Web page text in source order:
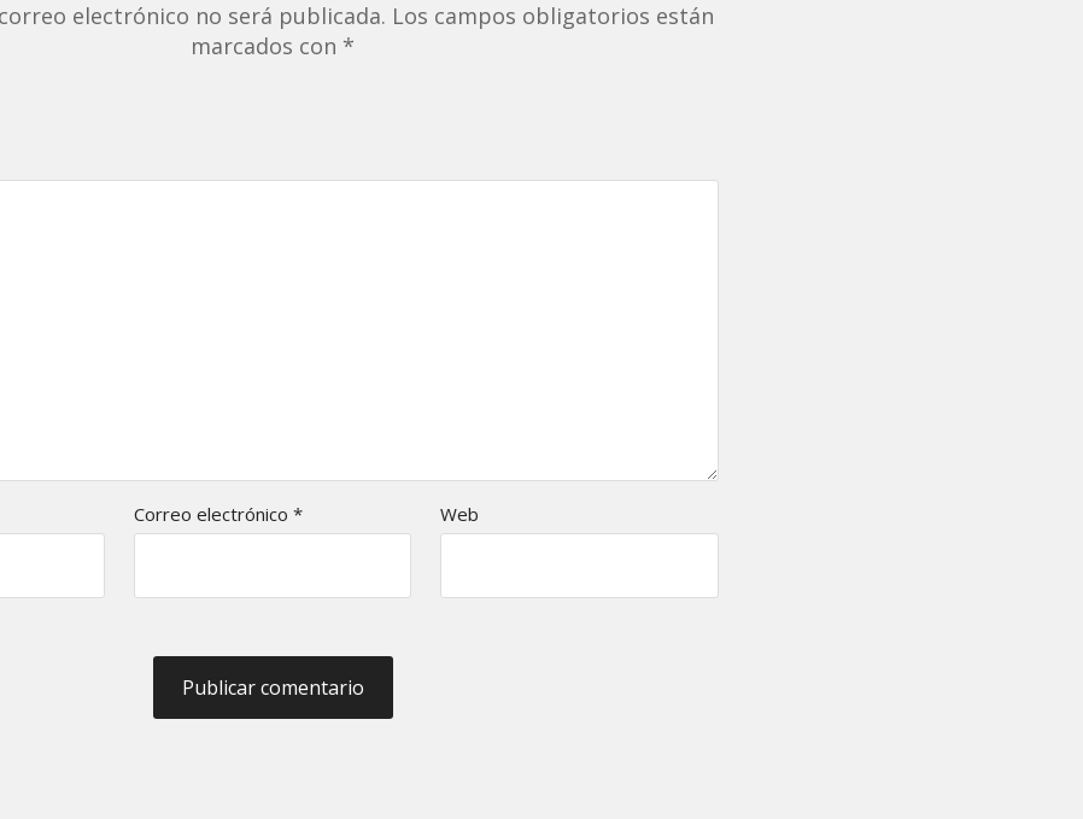
electrónico no será publicada. Los campos obligatorios están
marcados con *
Correo electrónico * Web